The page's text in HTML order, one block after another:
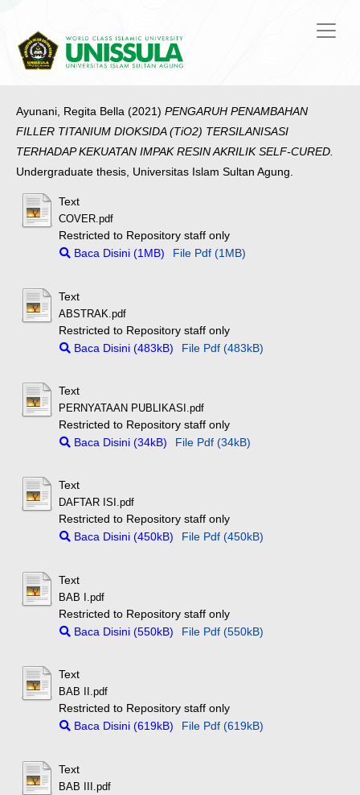
Ayunani, Regita Bella (2021) PENGARUH PENAMBAHAN
FILLER TITANIUM DIOKSIDA (TiO2) TERSILANISASI
TERHADAP KEKUATAN IMPAK RESIN AKRILIK SELF-CURED.
Undergraduate thesis, Universitas Islam Sultan Agung.
Text
COVER.pdf
Restricted to Repository staff only
Baca Disini (1MB)
File Pdf (1MB)
Text
ABSTRAK.pdf
Restricted to Repository staff only
Baca Disini (483kB)
File Pdf (483kB)
Text
PERNYATAAN PUBLIKASI.pdf
Restricted to Repository staff only
Baca Disini (34kB)
File Pdf (34kB)
Text
DAFTAR ISI.pdf
Restricted to Repository staff only
Baca Disini (450kB)
File Pdf (450kB)
Text
BAB I.pdf
Restricted to Repository staff only
Baca Disini (550kB)
File Pdf (550kB)
Text
BAB II.pdf
Restricted to Repository staff only
Baca Disini (619kB)
File Pdf (619kB)
Text
BAB III.pdf